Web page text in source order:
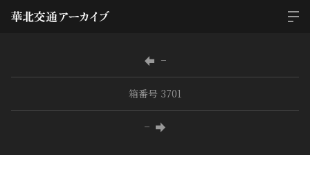
−
箱番号 3701
−